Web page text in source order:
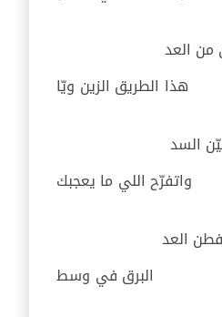
من العد
الزين ويّا
السد
ما يعجبك
العد
في وسط